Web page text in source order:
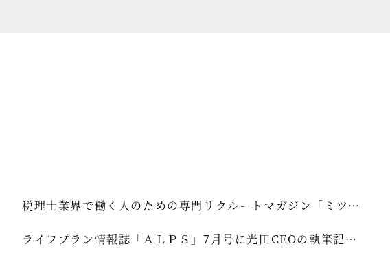
税理士業界で働く人のための専門リクルートマガジン「ミツカ
ー記事が掲載されました。
ライフプラン情報誌「ＡＬＰＳ」7月号に光田CEOの執筆記事